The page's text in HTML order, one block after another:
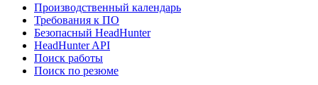
Производственный календарь
Требования к ПО
Безопасный HeadHunter
HeadHunter API
Поиск работы
Поиск по резюме